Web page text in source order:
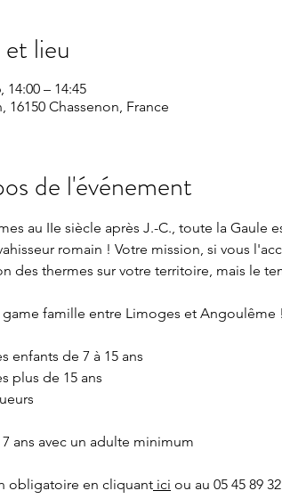
lieu
14:00 – 14:45
16150 Chassenon, France
de l'événement
au IIe siècle après J.-C., toute la
romain ! Votre mission, si vous
des thermes sur votre territoire, mais le
game famille entre Limoges et Angoulême !
enfants de 7 à 15 ans
plus de 15 ans
ans avec un adulte minimum
obligatoire en cliquant ici ou au 05 45 89